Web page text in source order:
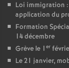
Loi immigration :
application du
Formation
14 décembre
Grève le 1 er
Le 21 janvier,